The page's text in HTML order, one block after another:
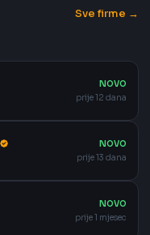
Sve firme →
NOVO
prije 12 dana
NOVO
prije 13 dana
NOVO
prije 1 mjesec